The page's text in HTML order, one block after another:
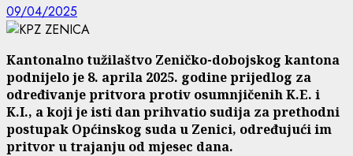
09/04/2025
Kantonalno tužilaštvo Zeničko-dobojskog kantona
podnijelo je 8. aprila 2025. godine prijedlog za
određivanje pritvora protiv osumnjičenih K.E. i
K.I., a koji je isti dan prihvatio sudija za prethodni
postupak Općinskog suda u Zenici, određujući im
pritvor u trajanju od mjesec dana.